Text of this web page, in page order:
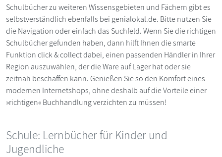
Schulbücher zu weiteren Wissensgebieten und Fächern gibt es
selbstverständlich ebenfalls bei genialokal.de. Bitte nutzen Sie
die Navigation oder einfach das Suchfeld. Wenn Sie die richtigen
Schulbücher gefunden haben, dann hilft Ihnen die smarte
Funktion click & collect dabei, einen passenden Händler in Ihrer
Region auszuwählen, der die Ware auf Lager hat oder sie
zeitnah beschaffen kann. Genießen Sie so den Komfort eines
modernen Internetshops, ohne deshalb auf die Vorteile einer
»richtigen« Buchhandlung verzichten zu müssen!
Schule: Lernbücher für Kinder und
Jugendliche